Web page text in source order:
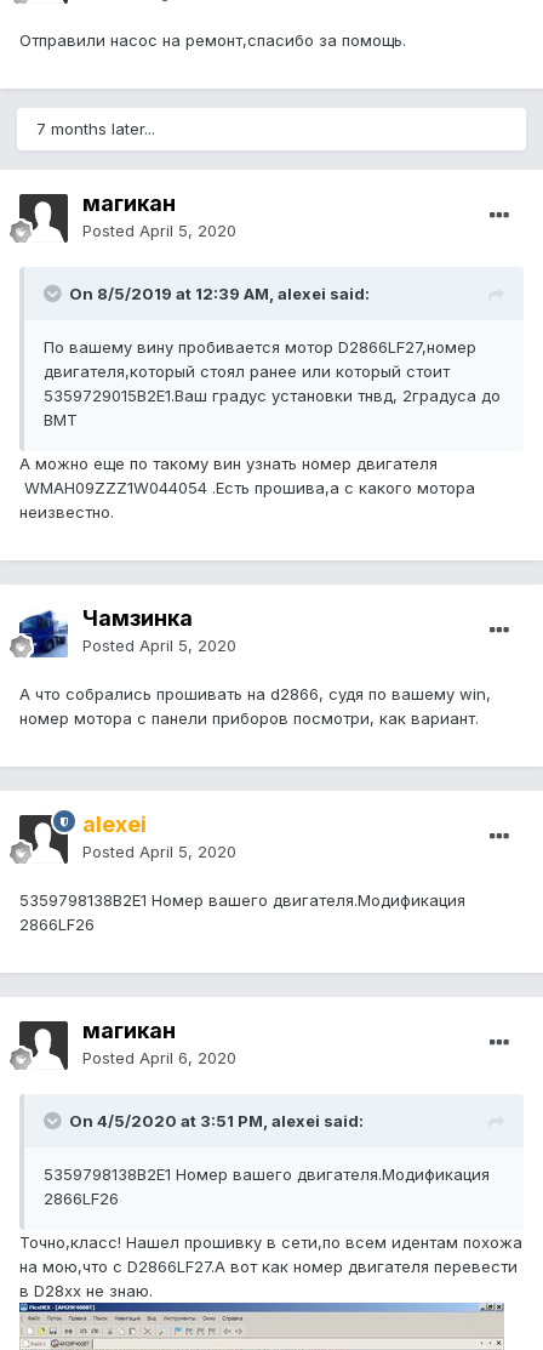
Отправили насос на ремонт,спасибо за помощь.
7 months later...
магикан
Posted April 5, 2020
On 8/5/2019 at 12:39 AM, alexei said:
По вашему вину пробивается мотор D2866LF27,номер
двигателя,который стоял ранее или который стоит
5359729015B2E1.Ваш градус установки тнвд, 2градуса до
ВМТ
А можно еще по такому вин узнать номер двигателя
WMAH09ZZZ1W044054 .Есть прошива,а с какого мотора
неизвестно.
Чамзинка
Posted April 5, 2020
А что собрались прошивать на d2866, судя по вашему win,
номер мотора с панели приборов посмотри, как вариант.
alexei
Posted April 5, 2020
5359798138B2E1 Номер вашего двигателя.Модификация
2866LF26
магикан
Posted April 6, 2020
On 4/5/2020 at 3:51 PM, alexei said:
5359798138B2E1 Номер вашего двигателя.Модификация
2866LF26
Точно,класс! Нашел прошивку в сети,по всем идентам похожа
на мою,что с D2866LF27.А вот как номер двигателя перевести
в D28xx не знаю.